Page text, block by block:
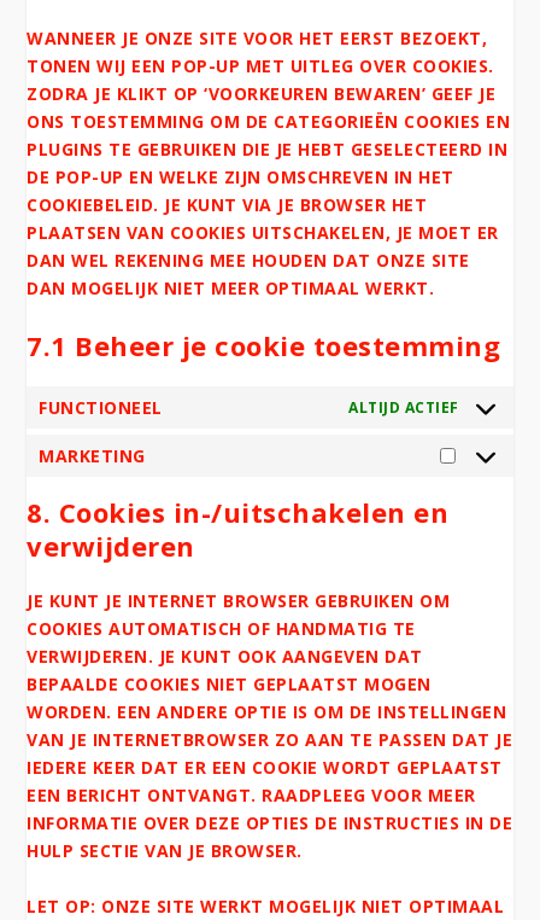
WANNEER JE ONZE SITE VOOR HET EERST BEZOEKT,
TONEN WIJ EEN POP-UP MET UITLEG OVER COOKIES.
ZODRA JE KLIKT OP ‘VOORKEUREN BEWAREN’ GEEF JE
ONS TOESTEMMING OM DE CATEGORIEËN COOKIES EN
PLUGINS TE GEBRUIKEN DIE JE HEBT GESELECTEERD IN
DE POP-UP EN WELKE ZIJN OMSCHREVEN IN HET
COOKIEBELEID. JE KUNT VIA JE BROWSER HET
PLAATSEN VAN COOKIES UITSCHAKELEN, JE MOET ER
DAN WEL REKENING MEE HOUDEN DAT ONZE SITE
DAN MOGELIJK NIET MEER OPTIMAAL WERKT.
7.1 Beheer je cookie toestemming
FUNCTIONEEL ALTIJD ACTIEF
MARKETING
8. Cookies in-/uitschakelen en
verwijderen
JE KUNT JE INTERNET BROWSER GEBRUIKEN OM
COOKIES AUTOMATISCH OF HANDMATIG TE
VERWIJDEREN. JE KUNT OOK AANGEVEN DAT
BEPAALDE COOKIES NIET GEPLAATST MOGEN
WORDEN. EEN ANDERE OPTIE IS OM DE INSTELLINGEN
VAN JE INTERNETBROWSER ZO AAN TE PASSEN DAT JE
IEDERE KEER DAT ER EEN COOKIE WORDT GEPLAATST
EEN BERICHT ONTVANGT. RAADPLEEG VOOR MEER
INFORMATIE OVER DEZE OPTIES DE INSTRUCTIES IN DE
HULP SECTIE VAN JE BROWSER.
LET OP: ONZE SITE WERKT MOGELIJK NIET OPTIMAAL